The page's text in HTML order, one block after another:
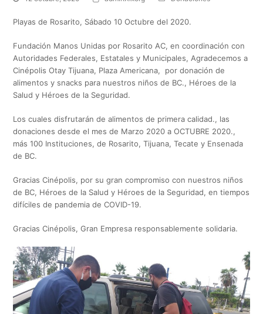
Playas de Rosarito, Sábado 10 Octubre del 2020.
Fundación Manos Unidas por Rosarito AC, en coordinación con
Autoridades Federales, Estatales y Municipales, Agradecemos a
Cinépolis Otay Tijuana, Plaza Americana, por donación de
alimentos y snacks para nuestros niños de BC., Héroes de la
Salud y Héroes de la Seguridad.
Los cuales disfrutarán de alimentos de primera calidad., las
donaciones desde el mes de Marzo 2020 a OCTUBRE 2020.,
más 100 Instituciones, de Rosarito, Tijuana, Tecate y Ensenada
de BC.
Gracias Cinépolis, por su gran compromiso con nuestros niños
de BC, Héroes de la Salud y Héroes de la Seguridad, en tiempos
difíciles de pandemia de COVID-19.
Gracias Cinépolis, Gran Empresa responsablemente solidaria.